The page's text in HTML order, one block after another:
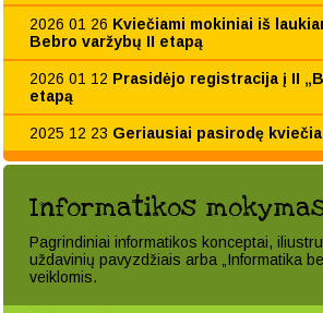
2026 01 26 Kviečiami mokiniai iš
Bebro varžybų II etapą
2026 01 12 Prasidėjo registracija į II
etapą
2025 12 23 Geriausiai pasirodę
Informatikos
Pagrindiniai informatikos konceptai,
uždavinių pavyzdžiais arba „Informatika
veiklomis.